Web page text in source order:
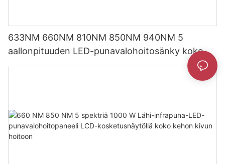
633NM 660NM 810NM 850NM 940NM 5
aallonpituuden LED-punavalohoitosänky koko
kehon hoitoon